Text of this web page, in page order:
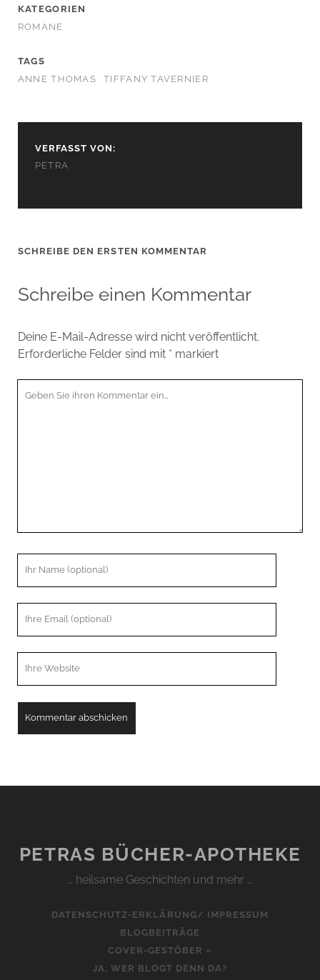
KATEGORIEN
ROMANE
TAGS
ANNE THOMAS
TIFFANY TAVERNIER
VERFASST VON:
PETRA
SCHREIBE DEN ERSTEN KOMMENTAR
Schreibe einen Kommentar
Deine E-Mail-Adresse wird nicht veröffentlicht.
Erforderliche Felder sind mit * markiert
PETRAS BÜCHER-APOTHEKE
… heilsame Geschichten und mehr …
DATENSCHUTZ-ERKLÄRUNG/ IMPRESSUM
BLOGBEITRÄGE
COVER-GESTÖBER –
JA, WER BLOGT DENN DA?